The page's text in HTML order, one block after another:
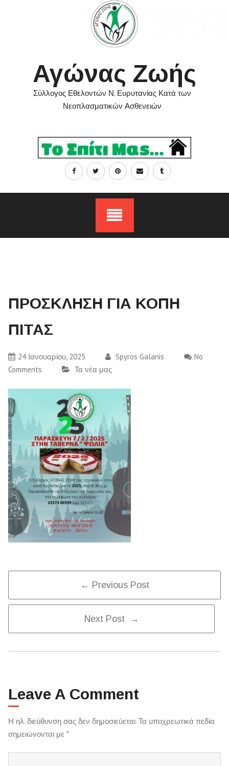
Αγώνας Ζωής
Σύλλογος Εθελοντών Ν. Ευρυτανίας Κατά των
Νεοπλασματικών Ασθενειών
ΠΡΟΣΚΛΗΣΗ ΓΙΑ ΚΟΠΗ
ΠΙΤΑΣ
24 Ιανουαρίου, 2025 Spyros Galanis
No
Comments
Τα νέα μας
Post
Navigation
← Previous Post
Next Post →
Leave A Comment
Η ηλ. διεύθυνση σας δεν δημοσιεύεται. Τα υποχρεωτικά πεδία
σημειώνονται με *